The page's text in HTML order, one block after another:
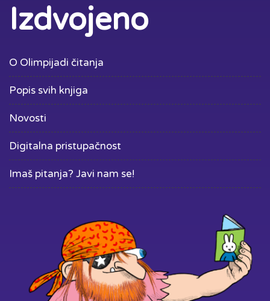
Izdvojeno
O Olimpijadi čitanja
Popis svih knjiga
Novosti
Digitalna pristupačnost
Imaš pitanja? Javi nam se!